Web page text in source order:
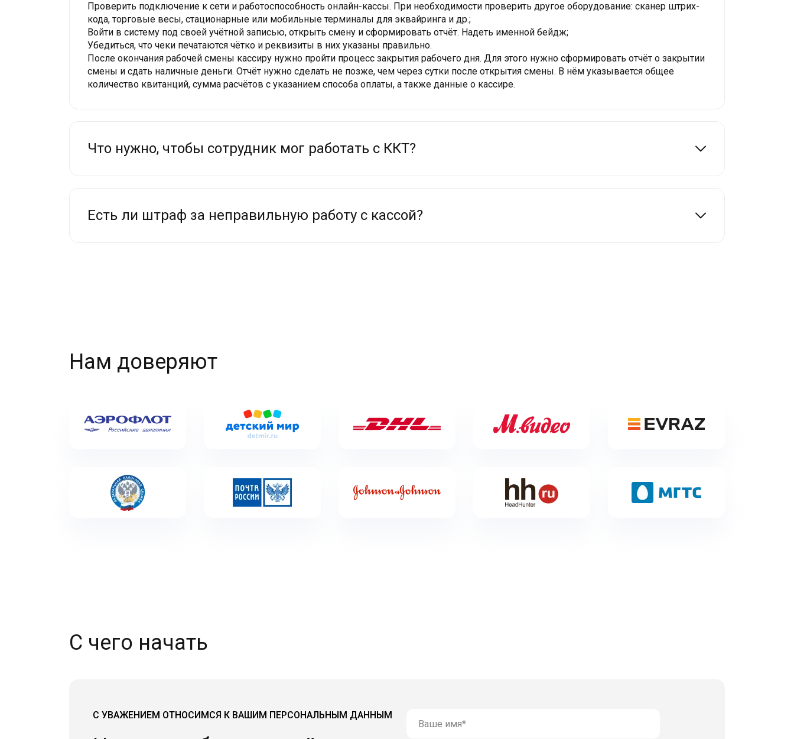
Проверить подключение к сети и работоспособность онлайн-кассы. При необходимости проверить другое оборудование: сканер штрих-
кода, торговые весы, стационарные или мобильные терминалы для эквайринга и др.;
Войти в систему под своей учётной записью, открыть смену и сформировать отчёт. Надеть именной бейдж;
Убедиться, что чеки печатаются чётко и реквизиты в них указаны правильно.
После окончания рабочей смены кассиру нужно пройти процесс закрытия рабочего дня. Для этого нужно сформировать отчёт о закрытии
смены и сдать наличные деньги. Отчёт нужно сделать не позже, чем через сутки после открытия смены. В нём указывается общее
количество квитанций, сумма расчётов с указанием способа оплаты, а также данные о кассире.
Что нужно, чтобы сотрудник мог работать с ККТ?
Есть ли штраф за неправильную работу с кассой?
Нам доверяют
С чего начать
С УВАЖЕНИЕМ ОТНОСИМСЯ К ВАШИМ ПЕРСОНАЛЬНЫМ ДАННЫМ